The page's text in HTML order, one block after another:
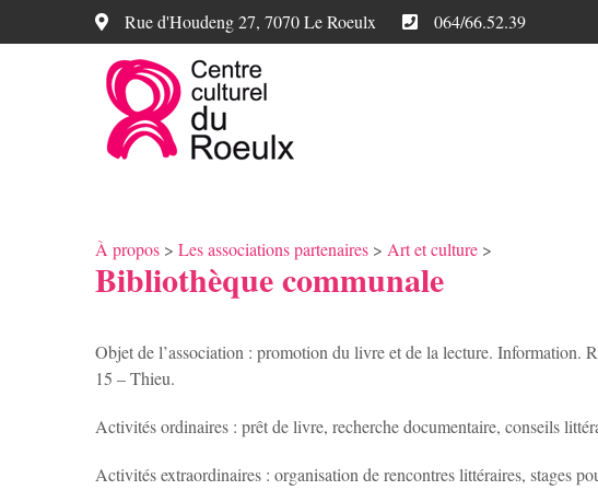
Rue d'Houdeng 27, 7070 Le Roeulx 064/66.52.39
À propos > Les associations partenaires > Art et culture >
Bibliothèque communale
Objet de l’association : promotion du livre et de la lecture. Information.
15 – Thieu.
Activités ordinaires : prêt de livre, recherche documentaire, conseils
Activités extraordinaires : organisation de rencontres littéraires, stages